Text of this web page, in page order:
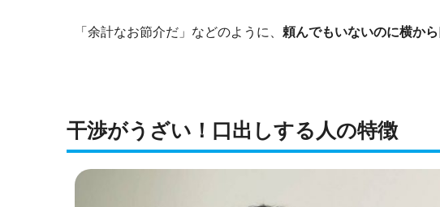
「余計なお節介だ」などのように、 頼んでもいないのに横か
干渉がうざい！口出しする人の特徴